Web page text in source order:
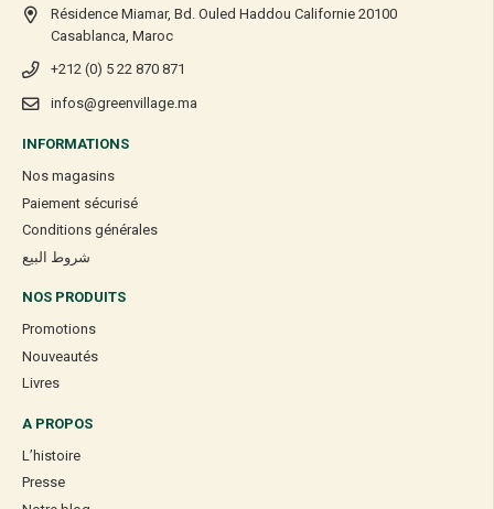
Résidence Miamar, Bd. Ouled Haddou Californie 20100
Casablanca, Maroc
+212 (0) 5 22 870 871
infos@greenvillage.ma
INFORMATIONS
Nos magasins
Paiement sécurisé
Conditions générales
شروط البيع
NOS PRODUITS
Promotions
Nouveautés
Livres
A PROPOS
L’histoire
Presse